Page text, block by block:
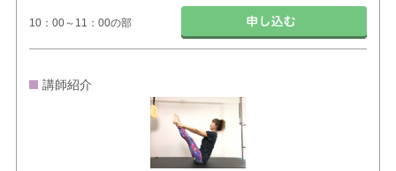
10：00～11：00の部
講師紹介